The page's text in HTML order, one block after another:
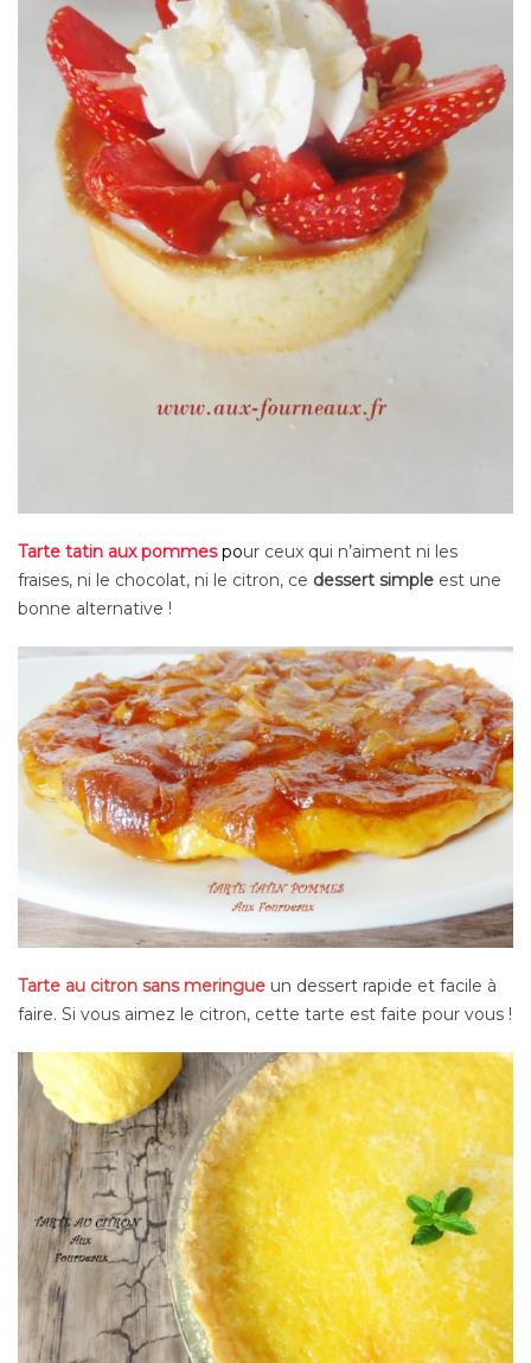
Tarte tatin aux pommespour ceux qui n’aiment ni les
fraises, ni le chocolat, ni le citron, ce dessert simple est une
bonne alternative !
Tarte au citron sans meringue un dessert rapide et facile à
faire. Si vous aimez le citron, cette tarte est faite pour vous !